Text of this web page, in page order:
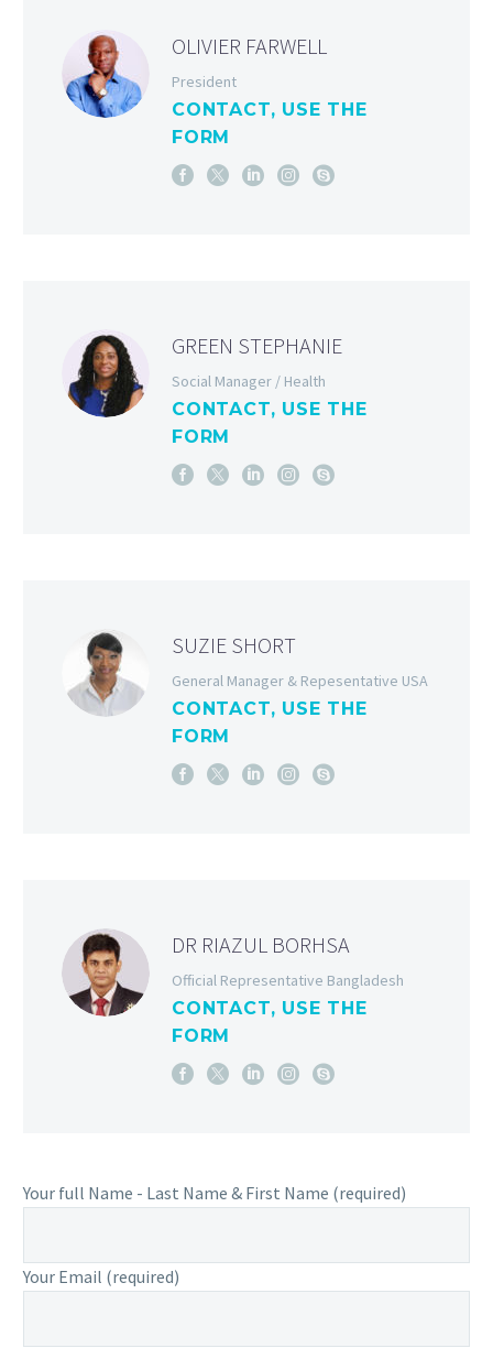
OLIVIER FARWELL
President
CONTACT, USE THE
FORM
GREEN STEPHANIE
Social Manager / Health
CONTACT, USE THE
FORM
SUZIE SHORT
General Manager & Repesentative USA
CONTACT, USE THE
FORM
DR RIAZUL BORHSA
Official Representative Bangladesh
CONTACT, USE THE
FORM
Your full Name - Last Name & First Name (required)
Your Email (required)